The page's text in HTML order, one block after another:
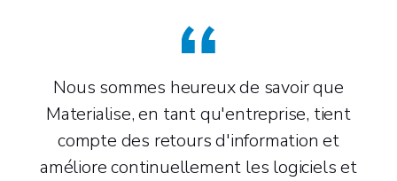
Nous sommes heureux de savoir que
Materialise, en tant qu'entreprise, tient
compte des retours d'information et
améliore continuellement les logiciels et